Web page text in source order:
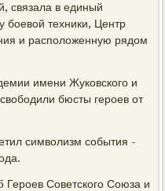
связала в единый
боевой техники, Центр
и расположенную рядом
имени Жуковского и
бюсты героев от
символизм события -
Советского Союза и